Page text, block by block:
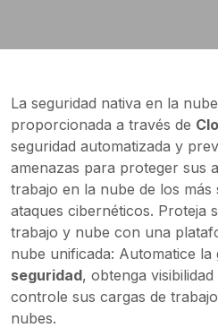
La seguridad nativa en la
proporcionada a través de
seguridad automatizada y
amenazas para proteger sus
trabajo en la nube de los más
ataques cibernéticos. Proteja
trabajo y nube con una
nube unificada: Automatice la
seguridad, obtenga
controle sus cargas de
nubes.